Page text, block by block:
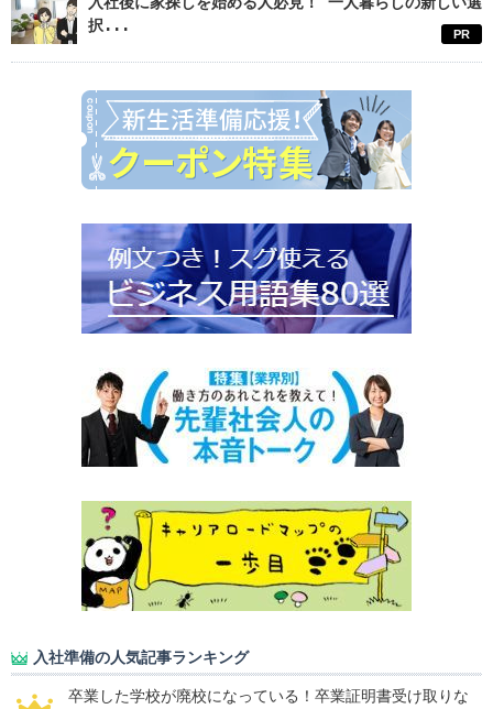
択...
PR
入社準備の人気記事ランキング
卒業した学校が廃校になっている！卒業証明書受け取りな